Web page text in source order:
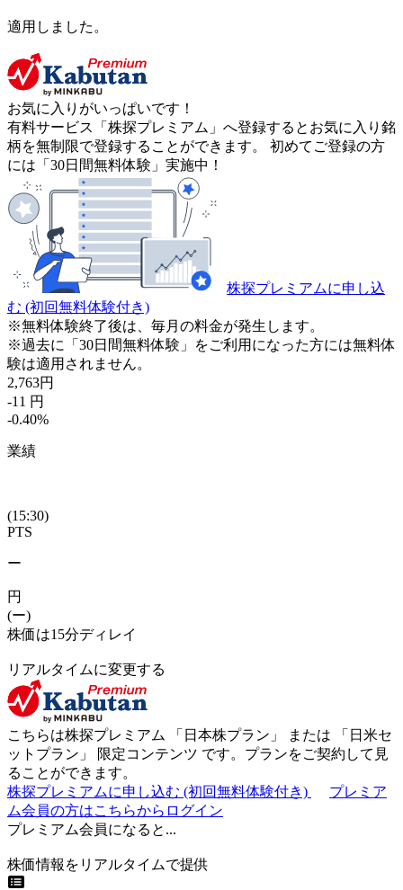
適用しました。
お気に入りがいっぱいです！
有料サービス「株探プレミアム」へ登録するとお気に入り銘
柄を無制限で登録することができます。 初めてご登録の方
には「30日間無料体験」実施中！
株探プレミアムに申し込
む (初回無料体験付き)
※無料体験終了後は、毎月の料金が発生します。
※過去に「30日間無料体験」をご利用になった方には無料体
験は適用されません。
2,763円
-11 円
-0.40%
業績
(15:30)
PTS
ー
円
(ー)
株価は15分ディレイ
リアルタイムに変更する
こちらは株探プレミアム 「 日本株プラン 」 または 「 日米セ
ットプラン 」 限定コンテンツ です。プランをご契約して見
ることができます。
株探プレミアムに申し込む (初回無料体験付き)
プレミア
ム会員の方はこちらからログイン
プレミアム会員になると...
株価情報をリアルタイムで提供